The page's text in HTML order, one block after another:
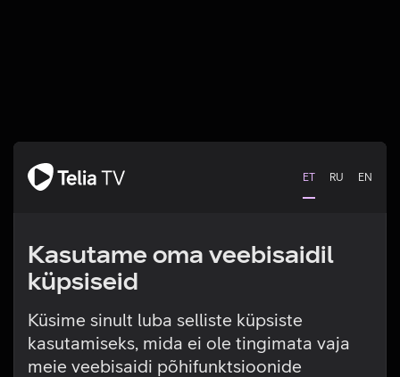
ET RU EN
Kasutame oma veebisaidil
küpsiseid
Küsime sinult luba selliste küpsiste
kasutamiseks, mida ei ole tingimata vaja
meie veebisaidi põhifunktsioonide
Tehniline viga